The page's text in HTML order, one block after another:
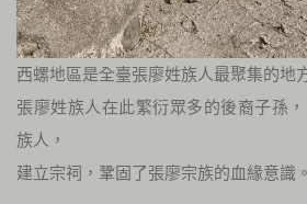
西螺地區是全臺張廖姓族人最聚集的地
張廖姓族人在此繁衍眾多的後裔子孫
族人，
建立宗祠，鞏固了張廖宗族的血緣意識。